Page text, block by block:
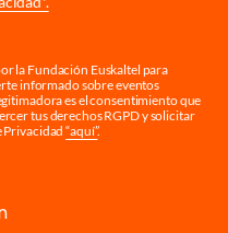
la Fundación Euskaltel para
informado sobre eventos
es el consentimiento que
tus derechos RGPD y solicitar
Privacidad“aquí”.